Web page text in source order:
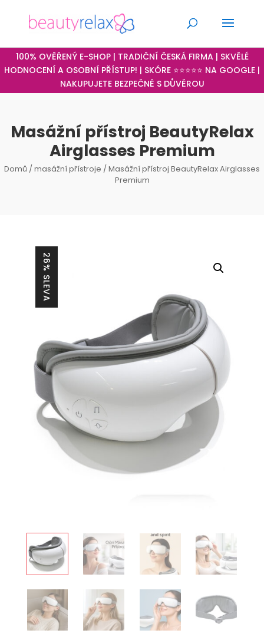
100% OVĚŘENÝ E-SHOP | TRADIČNÍ ČESKÁ FIRMA | SKVĚLÉ
HODNOCENÍ A OSOBNÍ PŘÍSTUP! | SKÓRE ⭐⭐⭐⭐⭐ NA GOOGLE |
NAKUPUJETE BEZPEČNĚ S DŮVĚROU
Masážní přístroj BeautyRelax
Airglasses Premium
Domů /masážní přístroje / Masážní přístroj BeautyRelax Airglasses
Premium
26% SLEVA